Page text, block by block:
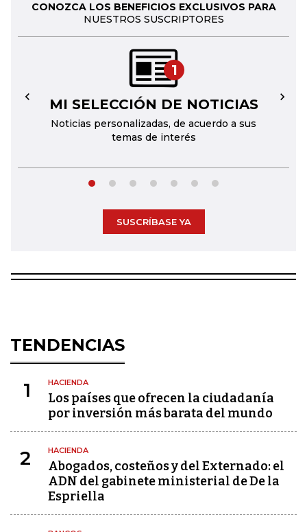
CONOZCA LOS BENEFICIOS EXCLUSIVOS PARA
NUESTROS SUSCRIPTORES
1
MI SELECCIÓN DE NOTICIAS
Noticias personalizadas, de acuerdo a sus
temas de interés
← →
SUSCRÍBASE YA
TENDENCIAS
1 HACIENDA
Los países que ofrecen la ciudadanía
por inversión más barata del mundo
2 HACIENDA
Abogados, costeños y del Externado: el
ADN del gabinete ministerial de De la
Espriella